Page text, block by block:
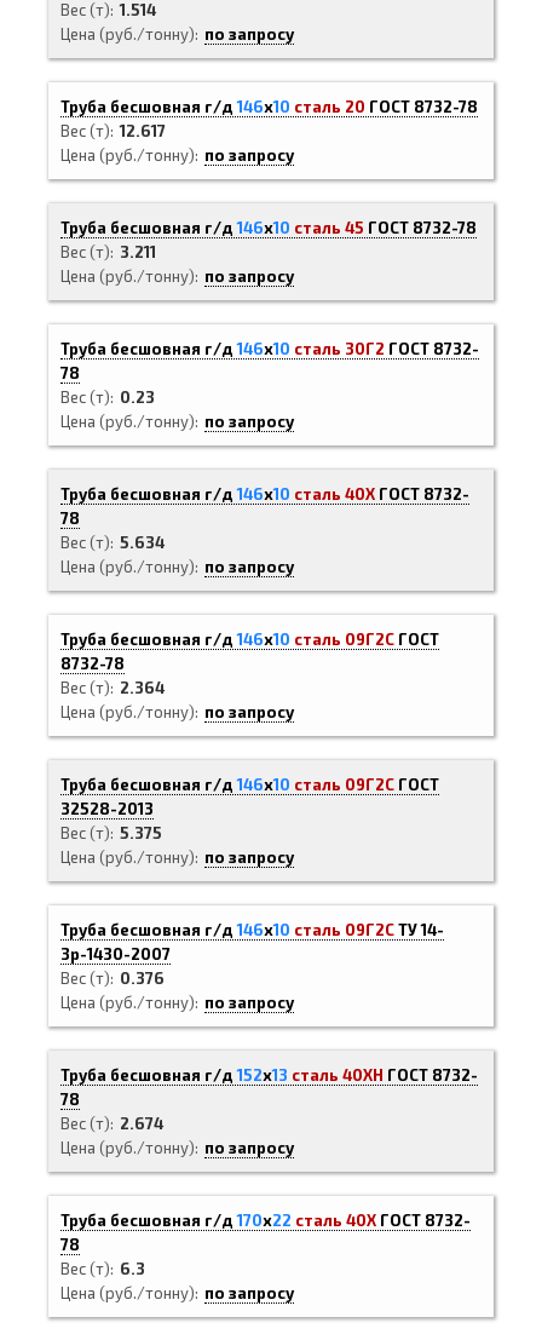
Вес (т) 1.514
Цена (руб./тонну)
по запросу
Труба бесшовная г/д146х10 сталь 20 ГОСТ 8732-78
Вес (т) 12.617
Цена (руб./тонну)
по запросу
Труба бесшовная г/д146х10 сталь 45 ГОСТ 8732-78
Вес (т)
3.211
Цена (руб./тонну)
по запросу
Труба бесшовная г/д146х10 сталь 30Г2 ГОСТ 8732-
78
Вес (т)
0.23
Цена (руб./тонну)
по запросу
Труба бесшовная г/д146х10 сталь 40Х ГОСТ 8732-
78
Вес (т) 5.634
Цена (руб./тонну)
по запросу
Труба бесшовная г/д146х10 сталь 09Г2С ГОСТ
8732-78
Вес (т)
2.364
Цена (руб./тонну)
по запросу
Труба бесшовная г/д146х10 сталь 09Г2С ГОСТ
32528-2013
Вес (т) 5.375
Цена (руб./тонну)
по запросу
Труба бесшовная г/д146х10 сталь 09Г2СТУ 14-
3р-1430-2007
Вес (т)
0.376
Цена (руб./тонну)
по запросу
Труба бесшовная г/д152х13 сталь 40ХН ГОСТ 8732-
78
Вес (т)
2.674
Цена (руб./тонну)
по запросу
Труба бесшовная г/д170х22 сталь 40Х ГОСТ 8732-
78
Вес (т)
6.3
Цена (руб./тонну)
по запросу